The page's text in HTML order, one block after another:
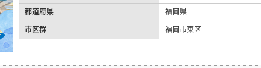
都道府県 福岡県
市区群 福岡市東区